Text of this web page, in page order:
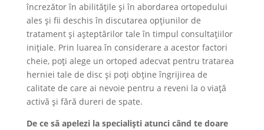
încrezător în abilitățile și în abordarea ortopedului
ales și fii deschis în discutarea opțiunilor de
tratament și așteptărilor tale în timpul consultațiilor
inițiale. Prin luarea în considerare a acestor factori
cheie, poți alege un ortoped adecvat pentru tratarea
herniei tale de disc și poți obține îngrijirea de
calitate de care ai nevoie pentru a reveni la o viață
activă și fără dureri de spate.
De ce să apelezi la specialiști atunci când te doare